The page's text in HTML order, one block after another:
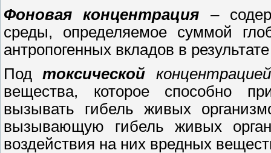
Фоновая концентрация –
среды, определяемое суммой
антропогенных вкладов в
Подтоксической концентрацией
вещества, которое способно
вызывать гибель живых
вызывающую гибель живых
воздействия на них вредных